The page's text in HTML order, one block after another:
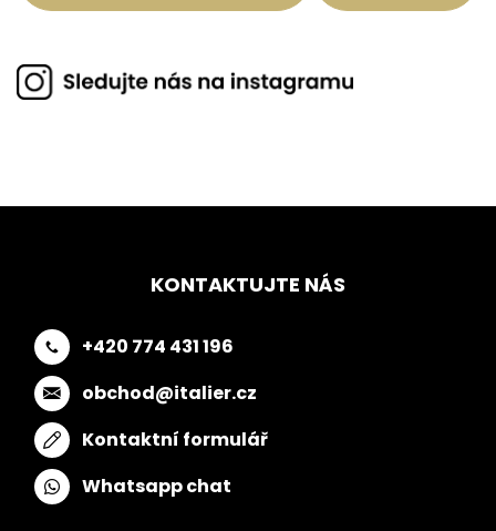
KONTAKTUJTE NÁS
+420 774 431 196
obchod@italier.cz
Kontaktní formulář
Whatsapp chat